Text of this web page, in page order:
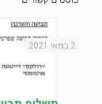
2 במאי 2021